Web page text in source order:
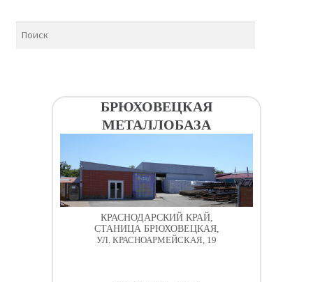
БРЮХОВЕЦКАЯ
МЕТАЛЛОБАЗА
КРАСНОДАРСКИЙ КРАЙ,
СТАНИЦА БРЮХОВЕЦКАЯ,
УЛ. КРАСНОАРМЕЙСКАЯ, 19